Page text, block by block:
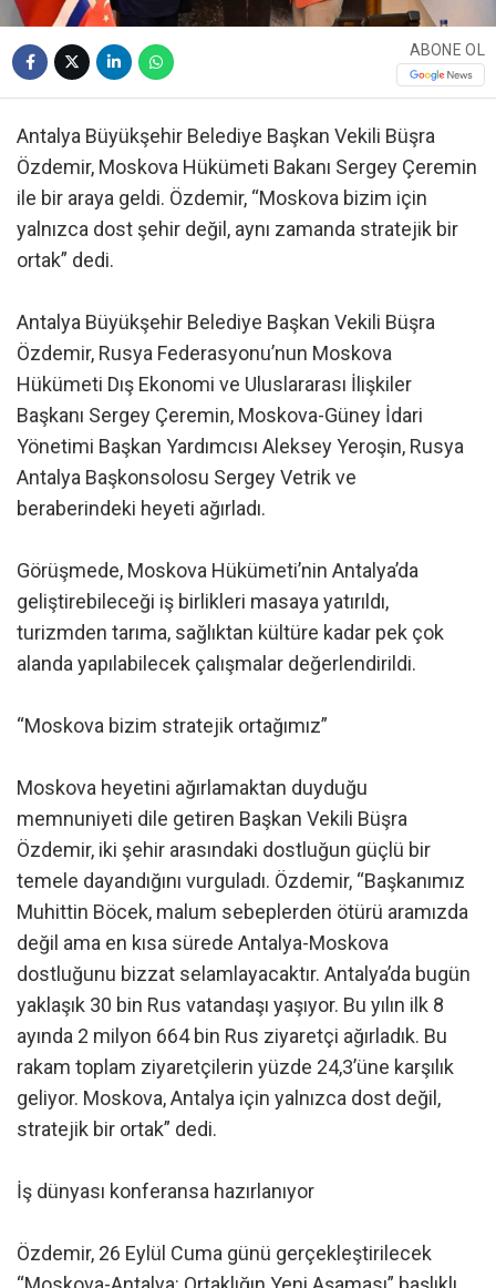
ABONE OL
Antalya Büyükşehir Belediye Başkan Vekili Büşra
Özdemir, Moskova Hükümeti Bakanı Sergey Çeremin
ile bir araya geldi. Özdemir, “Moskova bizim için
yalnızca dost şehir değil, aynı zamanda stratejik bir
ortak” dedi.
Antalya Büyükşehir Belediye Başkan Vekili Büşra
Özdemir, Rusya Federasyonu’nun Moskova
Hükümeti Dış Ekonomi ve Uluslararası İlişkiler
Başkanı Sergey Çeremin, Moskova-Güney İdari
Yönetimi Başkan Yardımcısı Aleksey Yeroşin, Rusya
Antalya Başkonsolosu Sergey Vetrik ve
beraberindeki heyeti ağırladı.
Görüşmede, Moskova Hükümeti’nin Antalya’da
geliştirebileceği iş birlikleri masaya yatırıldı,
turizmden tarıma, sağlıktan kültüre kadar pek çok
alanda yapılabilecek çalışmalar değerlendirildi.
“Moskova bizim stratejik ortağımız”
Moskova heyetini ağırlamaktan duyduğu
memnuniyeti dile getiren Başkan Vekili Büşra
Özdemir, iki şehir arasındaki dostluğun güçlü bir
temele dayandığını vurguladı. Özdemir, “Başkanımız
Muhittin Böcek, malum sebeplerden ötürü aramızda
değil ama en kısa sürede Antalya-Moskova
dostluğunu bizzat selamlayacaktır. Antalya’da bugün
yaklaşık 30 bin Rus vatandaşı yaşıyor. Bu yılın ilk 8
ayında 2 milyon 664 bin Rus ziyaretçi ağırladık. Bu
rakam toplam ziyaretçilerin yüzde 24,3’üne karşılık
geliyor. Moskova, Antalya için yalnızca dost değil,
stratejik bir ortak” dedi.
İş dünyası konferansa hazırlanıyor
Özdemir, 26 Eylül Cuma günü gerçekleştirilecek